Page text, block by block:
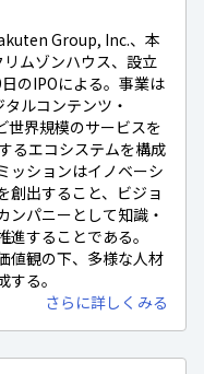
Group, Inc.、本
ムゾンハウス、設立
のIPOによる。事業は
ルコンテンツ・
界規模のサービスを
るエコシステムを構成
ッションはイノベーシ
創出すること、ビジョ
ンパニーとして知識・
することである。
値観の下、多様な人材
る。
さらに詳しくみる